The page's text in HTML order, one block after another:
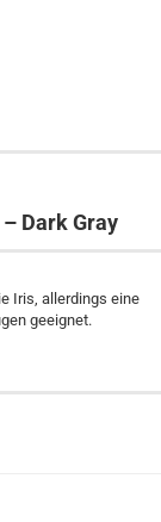
Dark Gray
Iris, allerdings eine
geeignet.